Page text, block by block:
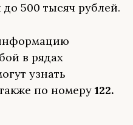
до 500 тысяч рублей.
в рядах
узнать
по номеру 122.